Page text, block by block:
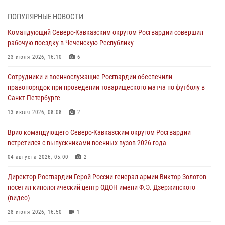
выпуска «Легенды армии с Александром Маршалом»
07 августа 2026, 12:00
Смольного собора в Санкт-Петербурге (видео)
07 августа 2026, 11:34 3
В Курске росгвардейцы провели занятие по основам
07 августа 2026, 11:33
Рэпер ST посетил раненых росгвардейцев в Главном военном
07 августа 2026, 11:18
ПОПУЛЯРНЫЕ НОВОСТИ
Командующий Северо-Кавказским округом Росгвардии совершил
рабочую поездку в Чеченскую Республику
23 июля 2026, 16:10 6
Сотрудники и военнослужащие Росгвардии обеспечили
правопорядок при проведении товарищеского матча по футболу в
Санкт-Петербурге
13 июля 2026, 08:08 2
Врио командующего Северо-Кавказским округом Росгвардии
встретился с выпускниками военных вузов 2026 года
04 августа 2026, 05:00 2
Директор Росгвардии Герой России генерал армии Виктор Золотов
посетил кинологический центр ОДОН имени Ф.Э. Дзержинского
(видео)
28 июля 2026, 16:50 1